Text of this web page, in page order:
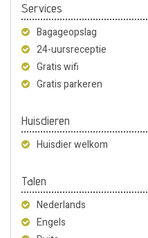
Services
Bagageopslag
24-uursreceptie
Gratis wifi
Gratis parkeren
Huisdieren
Huisdier welkom
Talen
Nederlands
Engels